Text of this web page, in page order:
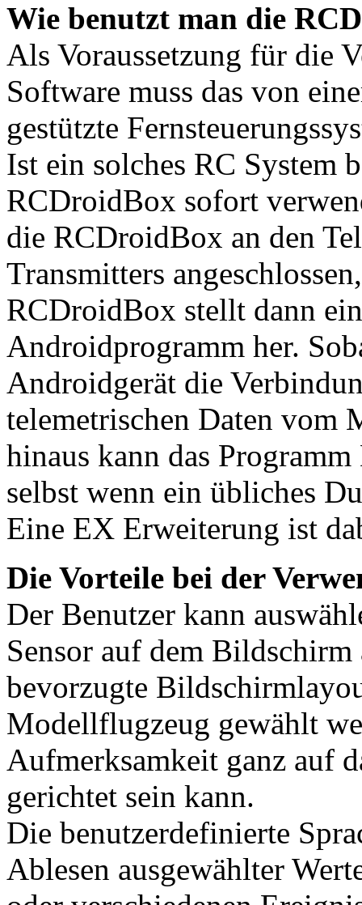
Wie benutzt man die
Als Voraussetzung für die
Software muss das von
gestützte
Ist ein solches RC System
RCDroidBox sofort
die RCDroidBox an den
Transmitters
RCDroidBox stellt dann
Androidprogramm her.
Androidgerät die
telemetrischen Daten vom
hinaus kann das
selbst wenn ein übliches
Eine EX Erweiterung ist
Die Vorteile bei der
Der Benutzer kann
Sensor auf dem
bevorzugte
Modellflugzeug gewählt
Aufmerksamkeit ganz auf
gerichtet sein kann.
Die benutzerdefinierte
Ablesen ausgewählter